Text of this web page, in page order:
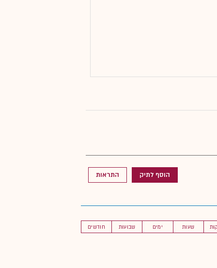
הוסף לתיק התראות
חודשים שבועות ימים שעות